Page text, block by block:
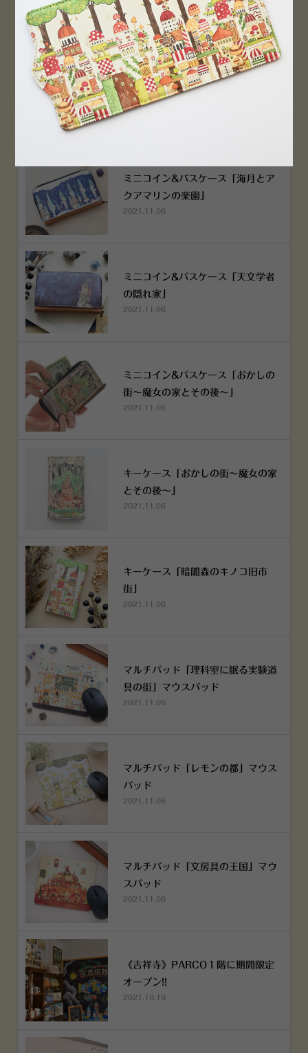
2022.12.05
空想街雑貨店《吉祥寺本店》４月２
５日OPEN!
2022.03.29
ミニコイン&パスケース「海月とア
クアマリンの楽園」
2021.11.06
ミニコイン&パスケース「天文学者
の隠れ家」
2021.11.06
ミニコイン&パスケース「おかしの
街～魔女の家とその後～」
2021.11.06
キーケース「おかしの街～魔女の家
とその後～」
2021.11.06
キーケース「暗闇森のキノコ旧市
街」
2021.11.06
マルチパッド「理科室に眠る実験道
具の街」マウスパッド
2021.11.06
マルチパッド「レモンの都」マウス
パッド
2021.11.06
マルチパッド「文房具の王国」マウ
スパッド
2021.11.06
《吉祥寺》PARCO１階に期間限定
オープン!!
2021.10.19